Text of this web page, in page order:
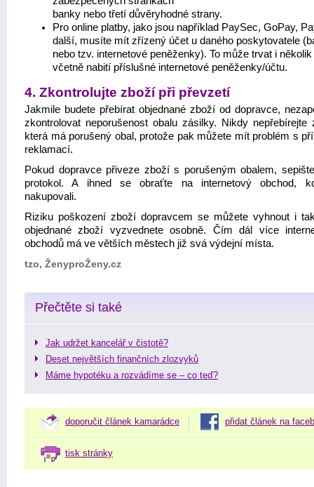
banky nebo třetí důvěryhodné strany.
Pro online platby, jako jsou například PaySec, GoPay,
další, musíte mít zřízený účet u daného poskytovatele
nebo tzv. internetové peněženky). To může trvat i několik
včetně nabití příslušné internetové peněženky/účtu.
4. Zkontrolujte zboží při převzetí
Jakmile budete přebírat objednané zboží od dopravce,
zkontrolovat neporušenost obalu zásilky. Nikdy nepřebírejte
která má porušený obal, protože pak můžete mít problém s
reklamací.
Pokud dopravce přiveze zboží s porušeným obalem,
protokol. A ihned se obraťte na internetový obchod,
nakupovali.
Riziku poškození zboží dopravcem se můžete vyhnout i
objednané zboží vyzvednete osobně. Čím dál více
obchodů má ve větších městech již svá výdejní místa.
tzo, ŽenyproŽeny.cz
Přečtěte si také
Jak udržet kancelář v čistotě?
Deset největších finančních zlozvyků
Máme hypotéku a rozvádíme se – co teď?
doporučit článek kamarádce přidat článek na
tisk stránky